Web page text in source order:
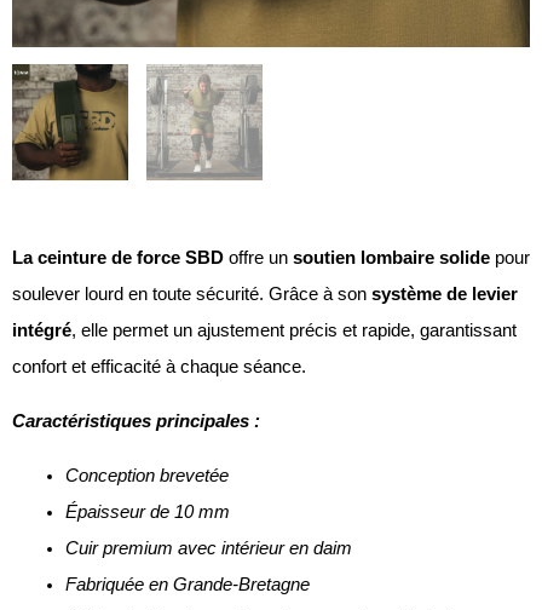
La ceinture de force SBD offre un soutien lombaire solide pour
soulever lourd en toute sécurité. Grâce à son système de levier
intégré, elle permet un ajustement précis et rapide, garantissant
confort et efficacité à chaque séance.
Caractéristiques principales :
Conception brevetée
Épaisseur de 10 mm
Cuir premium avec intérieur en daim
Fabriquée en Grande-Bretagne